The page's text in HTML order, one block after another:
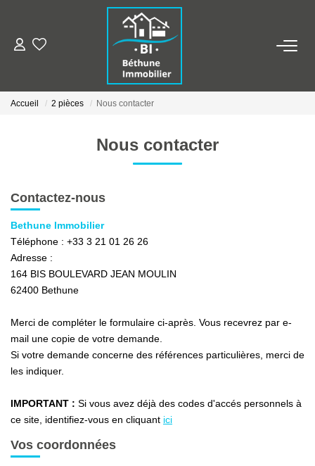
ALERTE MAILS
NOS AGENCES
Nos Actualités
Ventes
Locations
SERVICES
Ventes-Locations
Accueil 2 pièces Nous contacter
Nous contacter
Contactez-nous
Bethune Immobilier
Téléphone : +33 3 21 01 26 26
Adresse :
164 BIS BOULEVARD JEAN MOULIN
62400 Bethune
Merci de compléter le formulaire ci-après. Vous recevrez par e-
mail une copie de votre demande.
Si votre demande concerne des références particulières, merci de
les indiquer.
IMPORTANT : Si vous avez déjà des codes d'accés personnels à
ce site, identifiez-vous en cliquant ici
Vos coordonnées